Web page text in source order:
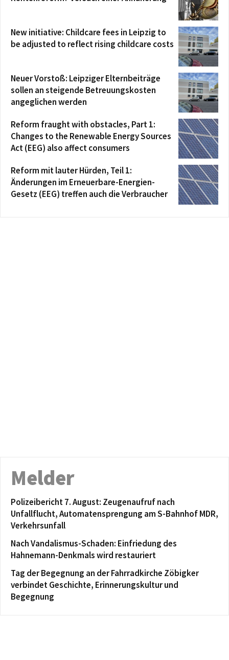
New initiative: Childcare fees in Leipzig to
be adjusted to reflect rising childcare costs
Neuer Vorstoß: Leipziger Elternbeiträge
sollen an steigende Betreuungskosten
angeglichen werden
Reform fraught with obstacles, Part 1:
Changes to the Renewable Energy Sources
Act (EEG) also affect consumers
Reform mit lauter Hürden, Teil 1:
Änderungen im Erneuerbare-Energien-
Gesetz (EEG) treffen auch die Verbraucher
Melder
Polizeibericht 7. August: Zeugenaufruf nach
Unfallflucht, Automatensprengung am S-Bahnhof MDR,
Verkehrsunfall
Nach Vandalismus-Schaden: Einfriedung des
Hahnemann-Denkmals wird restauriert
Tag der Begegnung an der Fahrradkirche Zöbigker
verbindet Geschichte, Erinnerungskultur und
Begegnung